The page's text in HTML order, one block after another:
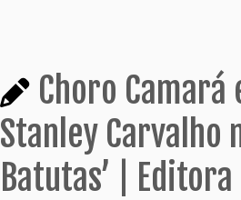
Choro
Stanley Carvalho
Batutas’ |